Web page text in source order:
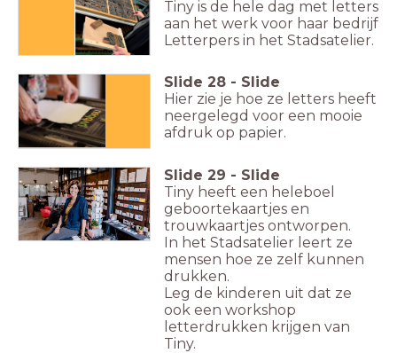
Tiny is de hele dag met letters
aan het werk voor haar bedrijf
Letterpers in het Stadsatelier.
Slide 28 - Slide
Hier zie je hoe ze letters heeft
neergelegd voor een mooie
afdruk op papier.
Slide 29 - Slide
Tiny heeft een heleboel
geboortekaartjes en
trouwkaartjes ontworpen.
In het Stadsatelier leert ze
mensen hoe ze zelf kunnen
drukken.
Leg de kinderen uit dat ze
ook een workshop
letterdrukken krijgen van
Tiny.